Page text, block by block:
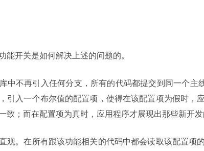
能开关是如何解决上述的问题的。
中不再引入任何分支，所有的代码都提交到同一个主
引入一个布尔值的配置项，使得在该配置项为假时，
致；而在配置项为真时，应用程序才展现出那些新开发
观。在所有跟该功能相关的代码中都会读取该配置项